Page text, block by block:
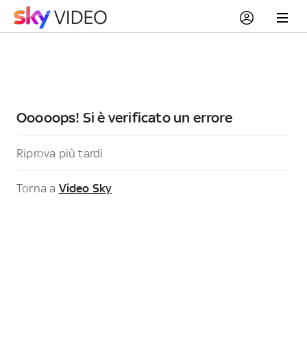
Ooooops! Si è verificato un errore
Riprova più tardi
Torna a Video Sky